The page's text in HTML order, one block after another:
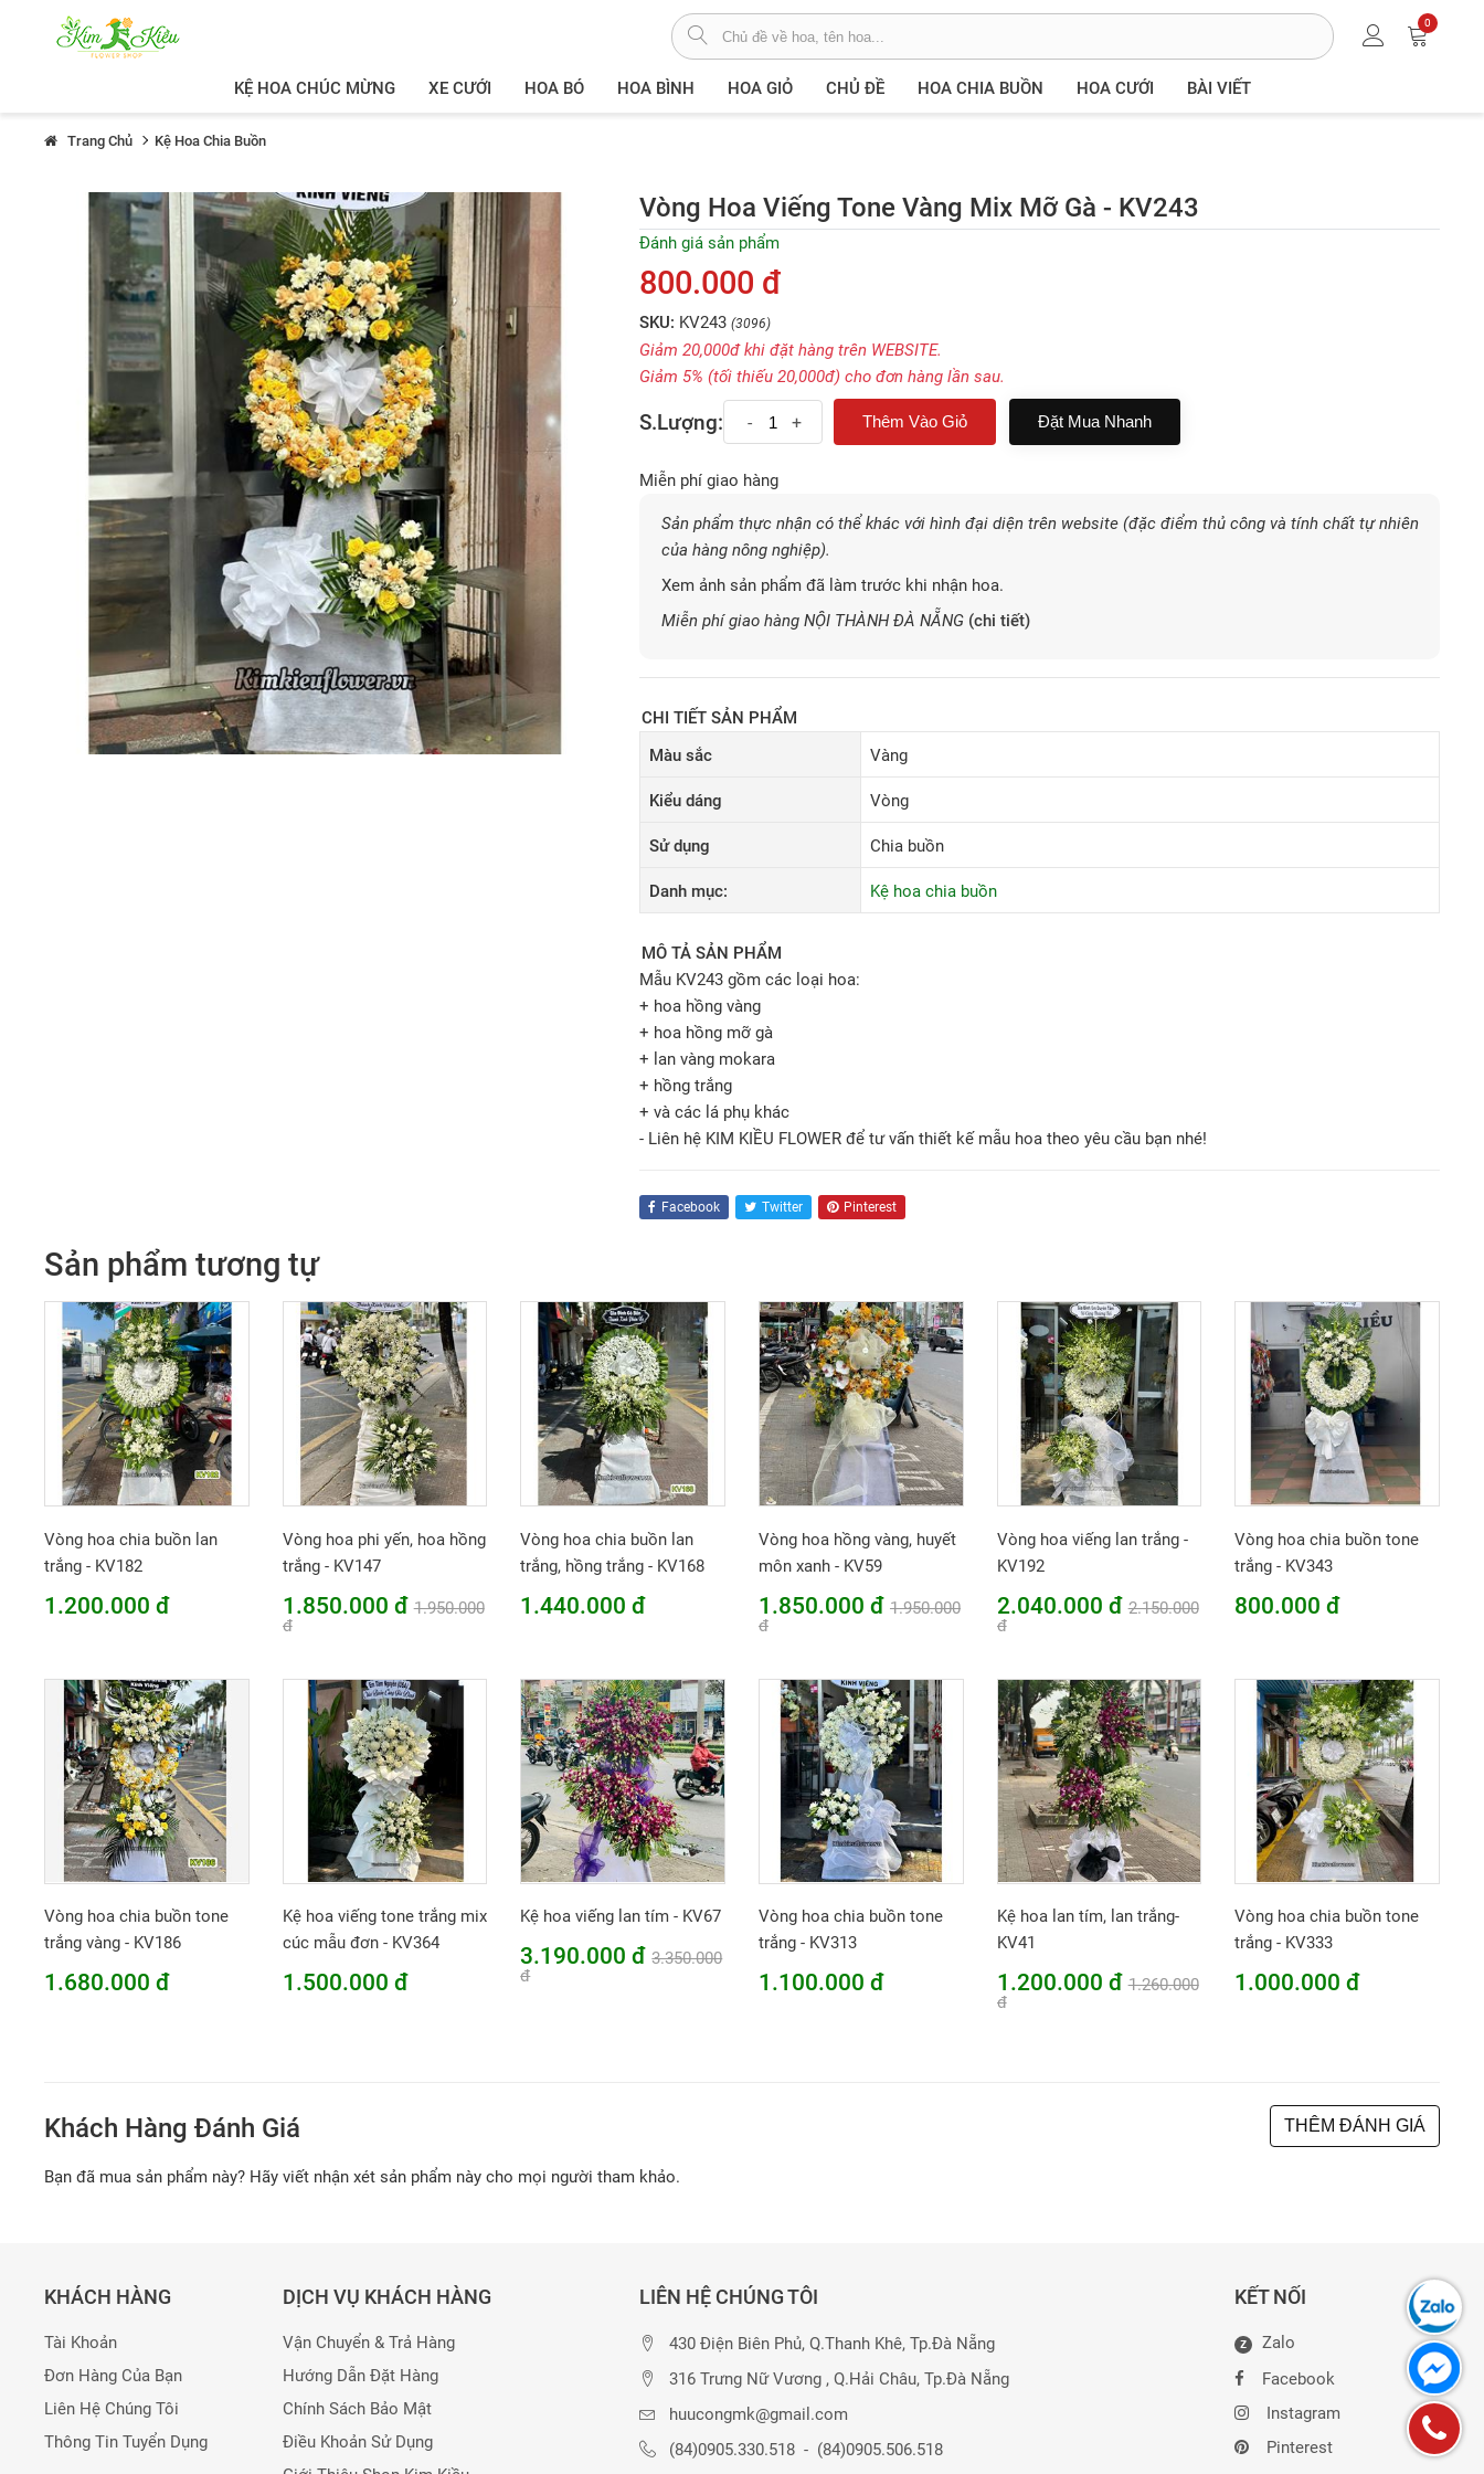
0
KỆ HOA CHÚC MỪNG XE CƯỚI HOA BÓ HOA BÌNH HOA GIỎ CHỦ ĐỀ HOA CHIA BUỒN HOA CƯỚI BÀI VIẾT
Trang Chủ Kệ Hoa Chia Buồn
Vòng Hoa Viếng Tone Vàng Mix Mỡ Gà - KV243
Đánh giá sản phẩm
800.000 đ
SKU: KV243 (3096)
Giảm 20,000đ khi đặt hàng trên WEBSITE.
Giảm 5% (tối thiếu 20,000đ) cho đơn hàng lần sau.
S.Lượng: - + Đặt Mua Nhanh
Miễn phí giao hàng
Sản phẩm thực nhận có thể khác với hình đại diện trên website (đặc điểm thủ công và tính chất tự nhiên
của hàng nông nghiệp).
Xem ảnh sản phẩm đã làm trước khi nhận hoa.
Miễn phí giao hàng NỘI THÀNH ĐÀ NẴNG (chi tiết)
CHI TIẾT SẢN PHẨM
Màu sắc
Vàng
Kiểu dáng Vòng
Sử dụng Chia buồn
Danh mục: Kệ hoa chia buồn
MÔ TẢ SẢN PHẨM
Mẫu KV243 gồm các loại hoa:
+ hoa hồng vàng
+ hoa hồng mỡ gà
+ lan vàng mokara
+ hồng trắng
+ và các lá phụ khác
- Liên hệ KIM KIỀU FLOWER để tư vấn thiết kế mẫu hoa theo yêu cầu bạn nhé!
Facebook Twitter Pinterest
Sản phẩm tương tự
Vòng hoa chia buồn lan
trắng - KV182
1.200.000 đ
Vòng hoa phi yến, hoa hồng
trắng - KV147
1.850.000 đ 1.950.000
đ
Vòng hoa chia buồn lan
trắng, hồng trắng - KV168
1.440.000 đ
Vòng hoa hồng vàng, huyết
môn xanh - KV59
1.850.000 đ 1.950.000
đ
Vòng hoa viếng lan trắng -
KV192
2.040.000 đ 2.150.000
đ
Vòng hoa chia buồn tone
trắng - KV343
800.000 đ
Vòng hoa chia buồn tone
trắng vàng - KV186
1.680.000 đ
Kệ hoa viếng tone trắng mix
cúc mẫu đơn - KV364
1.500.000 đ
Kệ hoa viếng lan tím - KV67
3.190.000 đ 3.350.000
đ
Vòng hoa chia buồn tone
trắng - KV313
1.100.000 đ
Kệ hoa lan tím, lan trắng-
KV41
1.200.000 đ 1.260.000
đ
Vòng hoa chia buồn tone
trắng - KV333
1.000.000 đ
Khách Hàng Đánh Giá THÊM ĐÁNH GIÁ
Bạn đã mua sản phẩm này? Hãy viết nhận xét sản phẩm này cho mọi người tham khảo.
KHÁCH HÀNG
Tài Khoản
Đơn Hàng Của Bạn
Liên Hệ Chúng Tôi
Thông Tin Tuyển Dụng
DỊCH VỤ KHÁCH HÀNG
Vận Chuyển & Trả Hàng
Hướng Dẫn Đặt Hàng
Chính Sách Bảo Mật
Điều Khoản Sử Dụng
LIÊN HỆ CHÚNG TÔI
430 Điện Biên Phủ, Q.Thanh Khê, Tp.Đà Nẵng
316 Trưng Nữ Vương , Q.Hải Châu, Tp.Đà Nẵng
huucongmk@gmail.com
(84)0905.330.518 - (84)0905.506.518
KẾT NỐI
Z
Zalo
Facebook
Instagram
Pinterest